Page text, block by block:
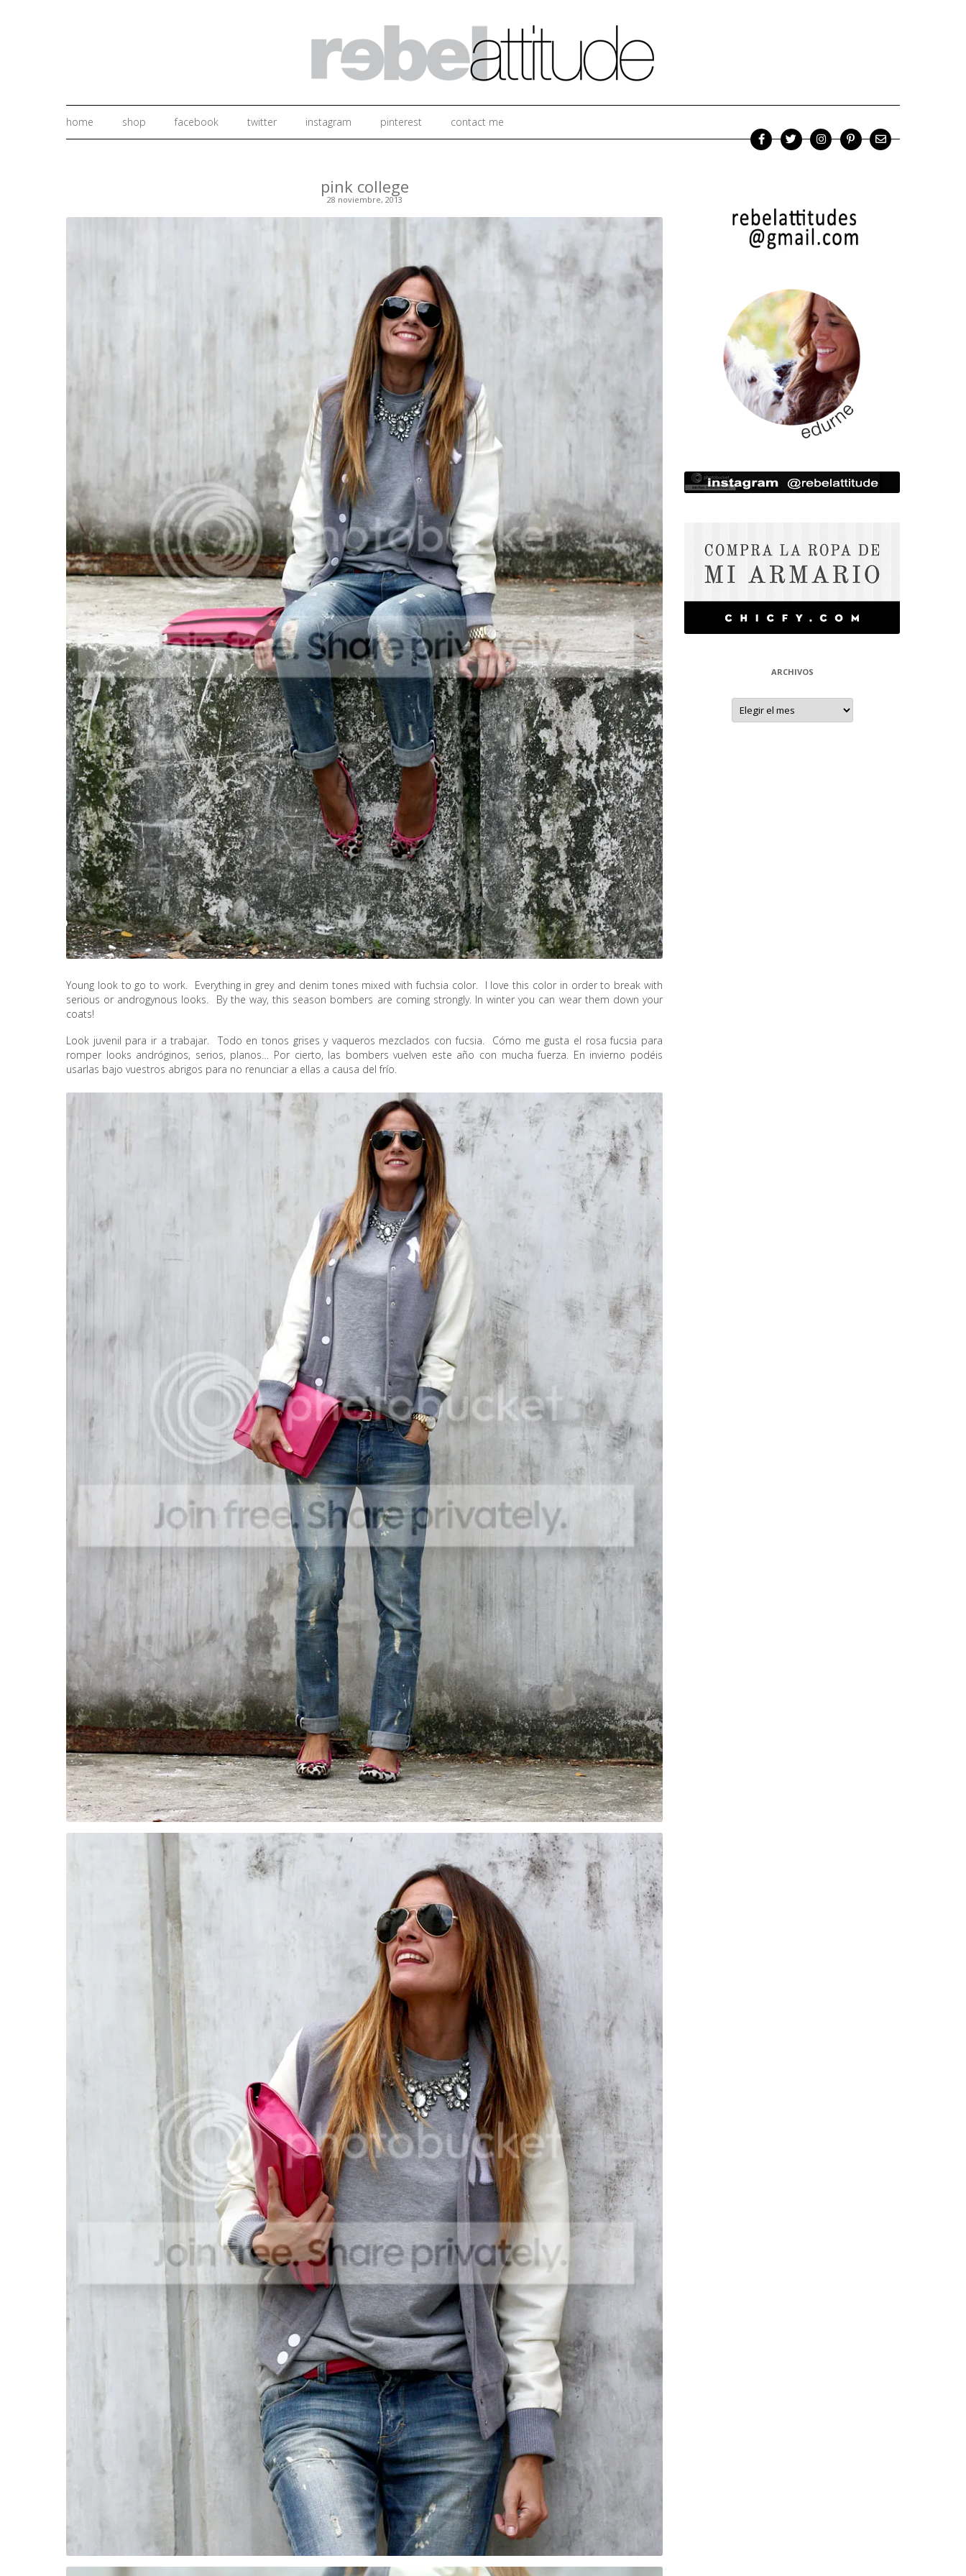
Ir al contenido
home
shop facebook twitter instagram pinterest contact me
pink college
28 noviembre, 2013
Young look to go to work. Everything in grey and denim tones mixed with fuchsia color. I love this color in order to break with
serious or androgynous looks. By the way, this season bombers are coming strongly. In winter you can wear them down your
coats!
Look juvenil para ir a trabajar. Todo en tonos grises y vaqueros mezclados con fucsia. Cómo me gusta el rosa fucsia para
romper looks andróginos, serios, planos… Por cierto, las bombers vuelven este año con mucha fuerza. En invierno podéis
usarlas bajo vuestros abrigos para no renunciar a ellas a causa del frío.
ARCHIVOS
Archivos